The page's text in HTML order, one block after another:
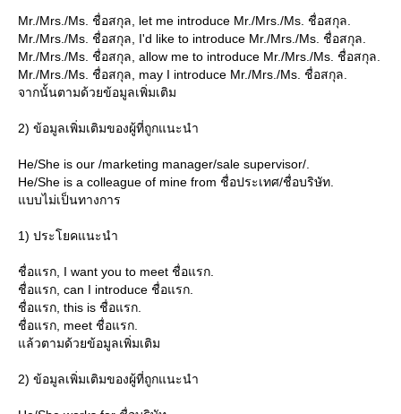
Mr./Mrs./Ms. ชื่อสกุล, let me introduce Mr./Mrs./Ms. ชื่อสกุล.
Mr./Mrs./Ms. ชื่อสกุล, I'd like to introduce Mr./Mrs./Ms. ชื่อสกุล.
Mr./Mrs./Ms. ชื่อสกุล, allow me to introduce Mr./Mrs./Ms. ชื่อสกุล.
Mr./Mrs./Ms. ชื่อสกุล, may I introduce Mr./Mrs./Ms. ชื่อสกุล.
จากนั้นตามด้วยข้อมูลเพิ่มเติม
2) ข้อมูลเพิ่มเติมของผู้ที่ถูกแนะนำ
He/She is our /marketing manager/sale supervisor/.
He/She is a colleague of mine from ชื่อประเทศ/ชื่อบริษัท.
บบไม่เป็นทางการ
1) ประโยคแนะนำ
ชื่อแรก, I want you to meet ชื่อแรก.
ชื่อแรก, can I introduce ชื่อแรก.
ชื่อแรก, this is ชื่อแรก.
ชื่อแรก, meet ชื่อแรก.
ล้วตามด้วยข้อมูลเพิ่มเติม
2) ข้อมูลเพิ่มเติมของผู้ที่ถูกแนะนำ